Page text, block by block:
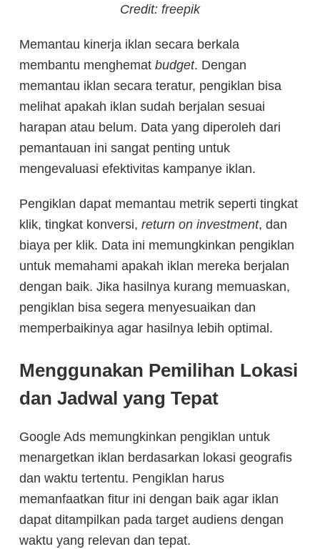
Credit: freepik
Memantau kinerja iklan secara berkala
membantu menghemat budget. Dengan
memantau iklan secara teratur, pengiklan bisa
melihat apakah iklan sudah berjalan sesuai
harapan atau belum. Data yang diperoleh dari
pemantauan ini sangat penting untuk
mengevaluasi efektivitas kampanye iklan.
Pengiklan dapat memantau metrik seperti tingkat
klik, tingkat konversi, return on investment, dan
biaya per klik. Data ini memungkinkan pengiklan
untuk memahami apakah iklan mereka berjalan
dengan baik. Jika hasilnya kurang memuaskan,
pengiklan bisa segera menyesuaikan dan
memperbaikinya agar hasilnya lebih optimal.
Menggunakan Pemilihan Lokasi
dan Jadwal yang Tepat
Google Ads memungkinkan pengiklan untuk
menargetkan iklan berdasarkan lokasi geografis
dan waktu tertentu. Pengiklan harus
memanfaatkan fitur ini dengan baik agar iklan
dapat ditampilkan pada target audiens dengan
waktu yang relevan dan tepat.